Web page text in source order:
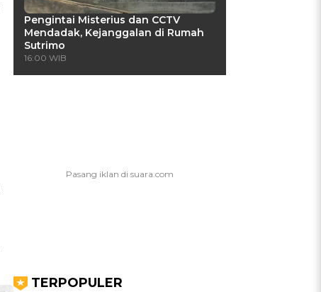
Pengintai Misterius dan CCTV
Mendadak, Kejanggalan di Rumah
Sutrimo
16:00 WIB
TERPOPULER